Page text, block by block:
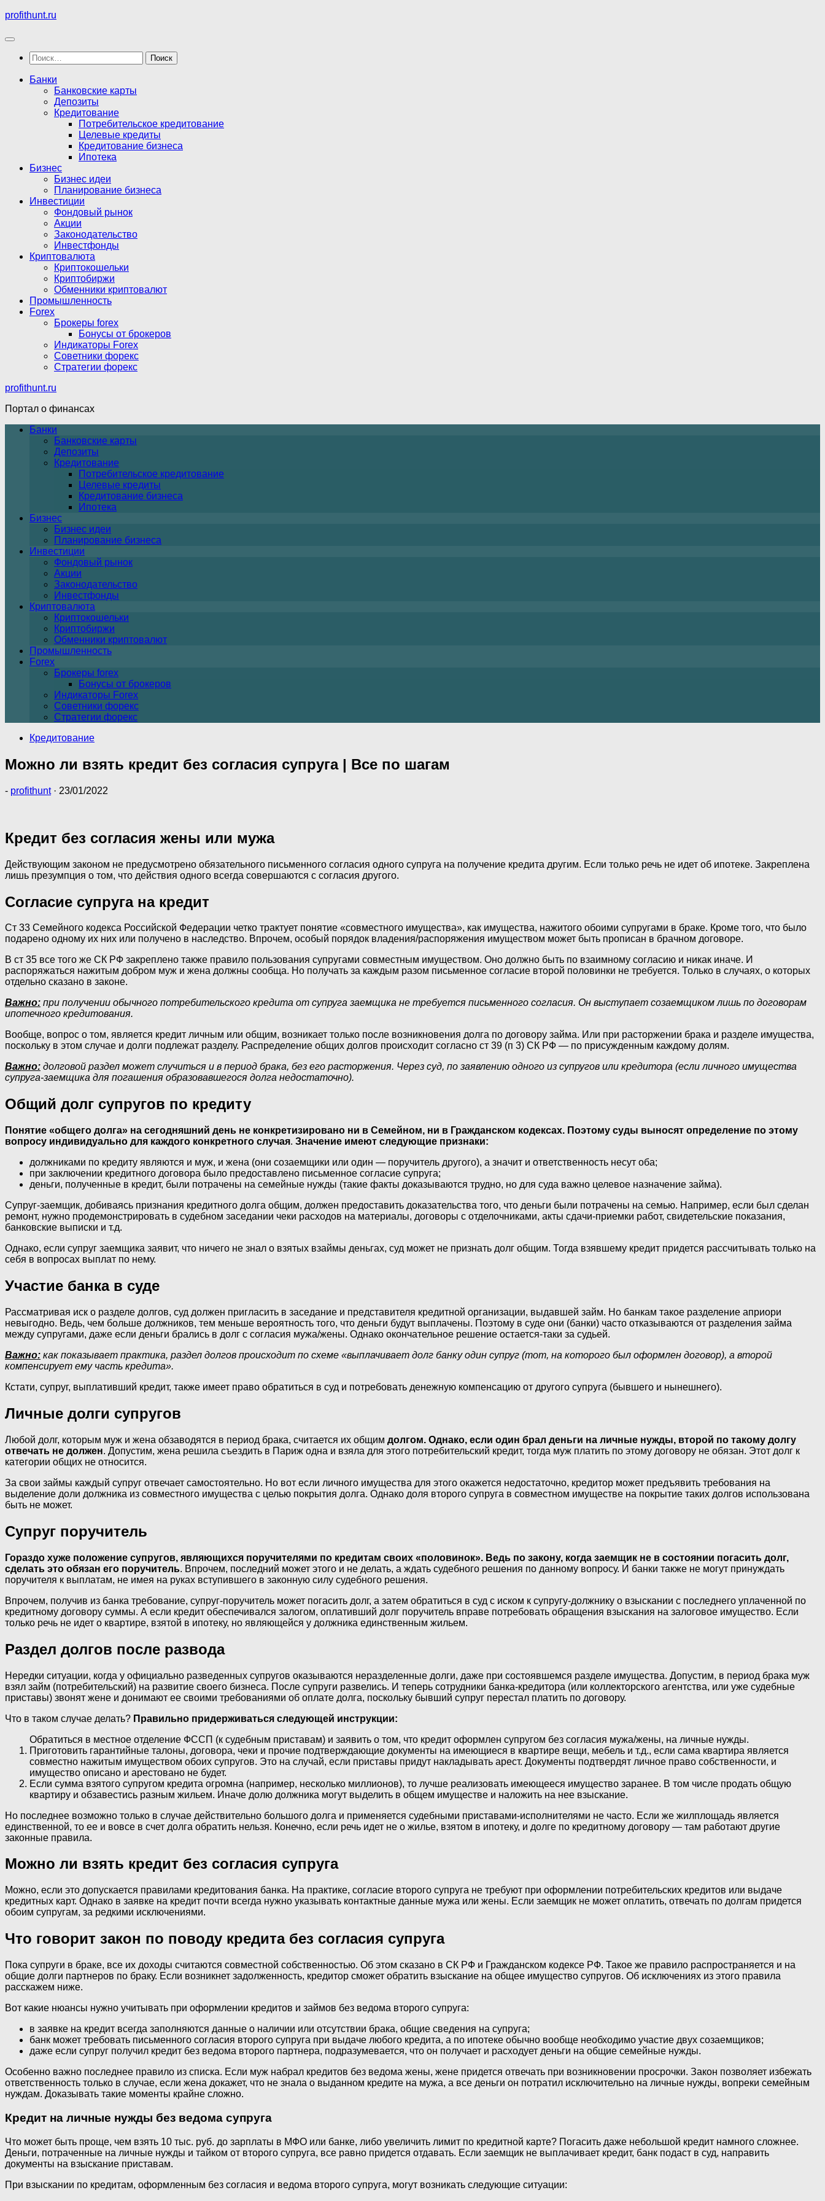
Перейти
содержимому
profithunt.ru
Найти:
Банки
Банковские карты
Депозиты
Кредитование
Потребительское кредитование
Целевые кредиты
Кредитование бизнеса
Ипотека
Бизнес
Бизнес идеи
Планирование бизнеса
Инвестиции
Фондовый рынок
Акции
Законодательство
Инвестфонды
Криптовалюта
Криптокошельки
Криптобиржи
Обменники криптовалют
Промышленность
Forex
Брокеры forex
Бонусы от брокеров
Индикаторы Forex
Советники форекс
Стратегии форекс
profithunt.ru
Портал о финансах
Банки
Банковские карты
Депозиты
Кредитование
Потребительское кредитование
Целевые кредиты
Кредитование бизнеса
Ипотека
Бизнес
Бизнес идеи
Планирование бизнеса
Инвестиции
Фондовый рынок
Акции
Законодательство
Инвестфонды
Криптовалюта
Криптокошельки
Криптобиржи
Обменники криптовалют
Промышленность
Forex
Брокеры forex
Бонусы от брокеров
Индикаторы Forex
Советники форекс
Стратегии форекс
Кредитование
Можно ли взять кредит без согласия супруга | Все по шагам
- profithunt · 23/01/2022
Кредит без согласия жены или мужа
Действующим законом не предусмотрено обязательного письменного согласия одного супруга на получение кредита другим. Если только речь не идет об ипотеке. Закреплена
лишь презумпция о том, что действия одного всегда совершаются с согласия другого.
Согласие супруга на кредит
Ст 33 Семейного кодекса Российской Федерации четко трактует понятие «совместного имущества», как имущества, нажитого обоими супругами в браке. Кроме того, что было
подарено одному их них или получено в наследство. Впрочем, особый порядок владения/распоряжения имуществом может быть прописан в брачном договоре.
В ст 35 все того же СК РФ закреплено также правило пользования супругами совместным имуществом. Оно должно быть по взаимному согласию и никак иначе. И
распоряжаться нажитым добром муж и жена должны сообща. Но получать за каждым разом письменное согласие второй половинки не требуется. Только в случаях, о которых
отдельно сказано в законе.
Важно: при получении обычного потребительского кредита от супруга заемщика не требуется письменного согласия. Он выступает созаемщиком лишь по договорам
ипотечного кредитования.
Вообще, вопрос о том, является кредит личным или общим, возникает только после возникновения долга по договору займа. Или при расторжении брака и разделе имущества,
поскольку в этом случае и долги подлежат разделу. Распределение общих долгов происходит согласно ст 39 (п 3) СК РФ — по присужденным каждому долям.
Важно: долговой раздел может случиться и в период брака, без его расторжения. Через суд, по заявлению одного из супругов или кредитора (если личного имущества
супруга-заемщика для погашения образовавшегося долга недостаточно).
Общий долг супругов по кредиту
Понятие «общего долга» на сегодняшний день не конкретизировано ни в Семейном, ни в Гражданском кодексах. Поэтому суды выносят определение по этому
вопросу индивидуально для каждого конкретного случая. Значение имеют следующие признаки:
должниками по кредиту являются и муж, и жена (они созаемщики или один — поручитель другого), а значит и ответственность несут оба;
при заключении кредитного договора было предоставлено письменное согласие супруга;
деньги, полученные в кредит, были потрачены на семейные нужды (такие факты доказываются трудно, но для суда важно целевое назначение займа).
Супруг-заемщик, добиваясь признания кредитного долга общим, должен предоставить доказательства того, что деньги были потрачены на семью. Например, если был сделан
ремонт, нужно продемонстрировать в судебном заседании чеки расходов на материалы, договоры с отделочниками, акты сдачи-приемки работ, свидетельские показания,
банковские выписки и т.д.
Однако, если супруг заемщика заявит, что ничего не знал о взятых взаймы деньгах, суд может не признать долг общим. Тогда взявшему кредит придется рассчитывать только на
себя в вопросах выплат по нему.
Участие банка в суде
Рассматривая иск о разделе долгов, суд должен пригласить в заседание и представителя кредитной организации, выдавшей займ. Но банкам такое разделение априори
невыгодно. Ведь, чем больше должников, тем меньше вероятность того, что деньги будут выплачены. Поэтому в суде они (банки) часто отказываются от разделения займа
между супругами, даже если деньги брались в долг с согласия мужа/жены. Однако окончательное решение остается-таки за судьей.
Важно: как показывает практика, раздел долгов происходит по схеме «выплачивает долг банку один супруг (тот, на которого был оформлен договор), а второй
компенсирует ему часть кредита».
Кстати, супруг, выплативший кредит, также имеет право обратиться в суд и потребовать денежную компенсацию от другого супруга (бывшего и нынешнего).
Личные долги супругов
Любой долг, которым муж и жена обзаводятся в период брака, считается их общим долгом. Однако, если один брал деньги на личные нужды, второй по такому долгу
отвечать не должен. Допустим, жена решила съездить в Париж одна и взяла для этого потребительский кредит, тогда муж платить по этому договору не обязан. Этот долг к
категории общих не относится.
За свои займы каждый супруг отвечает самостоятельно. Но вот если личного имущества для этого окажется недостаточно, кредитор может предъявить требования на
выделение доли должника из совместного имущества с целью покрытия долга. Однако доля второго супруга в совместном имуществе на покрытие таких долгов использована
быть не может.
Супруг поручитель
Гораздо хуже положение супругов, являющихся поручителями по кредитам своих «половинок». Ведь по закону, когда заемщик не в состоянии погасить долг,
сделать это обязан его поручитель. Впрочем, последний может этого и не делать, а ждать судебного решения по данному вопросу. И банки также не могут принуждать
поручителя к выплатам, не имея на руках вступившего в законную силу судебного решения.
Впрочем, получив из банка требование, супруг-поручитель может погасить долг, а затем обратиться в суд с иском к супругу-должнику о взыскании с последнего уплаченной по
кредитному договору суммы. А если кредит обеспечивался залогом, оплативший долг поручитель вправе потребовать обращения взыскания на залоговое имущество. Если
только речь не идет о квартире, взятой в ипотеку, но являющейся у должника единственным жильем.
Раздел долгов после развода
Нередки ситуации, когда у официально разведенных супругов оказываются неразделенные долги, даже при состоявшемся разделе имущества. Допустим, в период брака муж
взял займ (потребительский) на развитие своего бизнеса. После супруги развелись. И теперь сотрудники банка-кредитора (или коллекторского агентства, или уже судебные
приставы) звонят жене и донимают ее своими требованиями об оплате долга, поскольку бывший супруг перестал платить по договору.
Что в таком случае делать? Правильно придерживаться следующей инструкции:
Обратиться в местное отделение ФССП (к судебным приставам) и заявить о том, что кредит оформлен супругом без согласия мужа/жены, на личные нужды.
Приготовить гарантийные талоны, договора, чеки и прочие подтверждающие документы на имеющиеся в квартире вещи, мебель и т.д., если сама квартира является
совместно нажитым имуществом обоих супругов. Это на случай, если приставы придут накладывать арест. Документы подтвердят личное право собственности, и
имущество описано и арестовано не будет.
Если сумма взятого супругом кредита огромна (например, несколько миллионов), то лучше реализовать имеющееся имущество заранее. В том числе продать общую
квартиру и обзавестись разным жильем. Иначе долю должника могут выделить в общем имуществе и наложить на нее взыскание.
Но последнее возможно только в случае действительно большого долга и применяется судебными приставами-исполнителями не часто. Если же жилплощадь является
единственной, то ее и вовсе в счет долга обратить нельзя. Конечно, если речь идет не о жилье, взятом в ипотеку, и долге по кредитному договору — там работают другие
законные правила.
Можно ли взять кредит без согласия супруга
Можно, если это допускается правилами кредитования банка. На практике, согласие второго супруга не требуют при оформлении потребительских кредитов или выдаче
кредитных карт. Однако в заявке на кредит почти всегда нужно указывать контактные данные мужа или жены. Если заемщик не может оплатить, отвечать по долгам придется
обоим супругам, за редкими исключениями.
Что говорит закон по поводу кредита без согласия супруга
Пока супруги в браке, все их доходы считаются совместной собственностью. Об этом сказано в СК РФ и Гражданском кодексе РФ. Такое же правило распространяется и на
общие долги партнеров по браку. Если возникнет задолженность, кредитор сможет обратить взыскание на общее имущество супругов. Об исключениях из этого правила
расскажем ниже.
Вот какие нюансы нужно учитывать при оформлении кредитов и займов без ведома второго супруга:
в заявке на кредит всегда заполняются данные о наличии или отсутствии брака, общие сведения на супруга;
банк может требовать письменного согласия второго супруга при выдаче любого кредита, а по ипотеке обычно вообще необходимо участие двух созаемщиков;
даже если супруг получил кредит без ведома второго партнера, подразумевается, что он получает и расходует деньги на общие семейные нужды.
Особенно важно последнее правило из списка. Если муж набрал кредитов без ведома жены, жене придется отвечать при возникновении просрочки. Закон позволяет избежать
ответственность только в случае, если жена докажет, что не знала о выданном кредите на мужа, а все деньги он потратил исключительно на личные нужды, вопреки семейным
нуждам. Доказывать такие моменты крайне сложно.
Кредит на личные нужды без ведома супруга
Что может быть проще, чем взять 10 тыс. руб. до зарплаты в МФО или банке, либо увеличить лимит по кредитной карте? Погасить даже небольшой кредит намного сложнее.
Деньги, потраченные на личные нужды и тайком от второго супруга, все равно придется отдавать. Если заемщик не выплачивает кредит, банк подаст в суд, направить
документы на взыскание приставам.
При взыскании по кредитам, оформленным без согласия и ведома второго супруга, могут возникать следующие ситуации: